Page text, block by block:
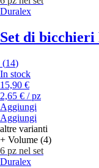
Duralex
Set di bicchieri
(14)
In stock
15,90 €
2,65 € / pz
Aggiungi
Aggiungi
altre varianti
+ Volume (4)
6 pz nel set
Duralex